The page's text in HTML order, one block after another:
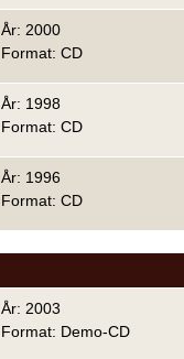
År: 2000
Format: CD
År: 1998
Format: CD
År: 1996
Format: CD
År: 2003
Format: Demo-CD